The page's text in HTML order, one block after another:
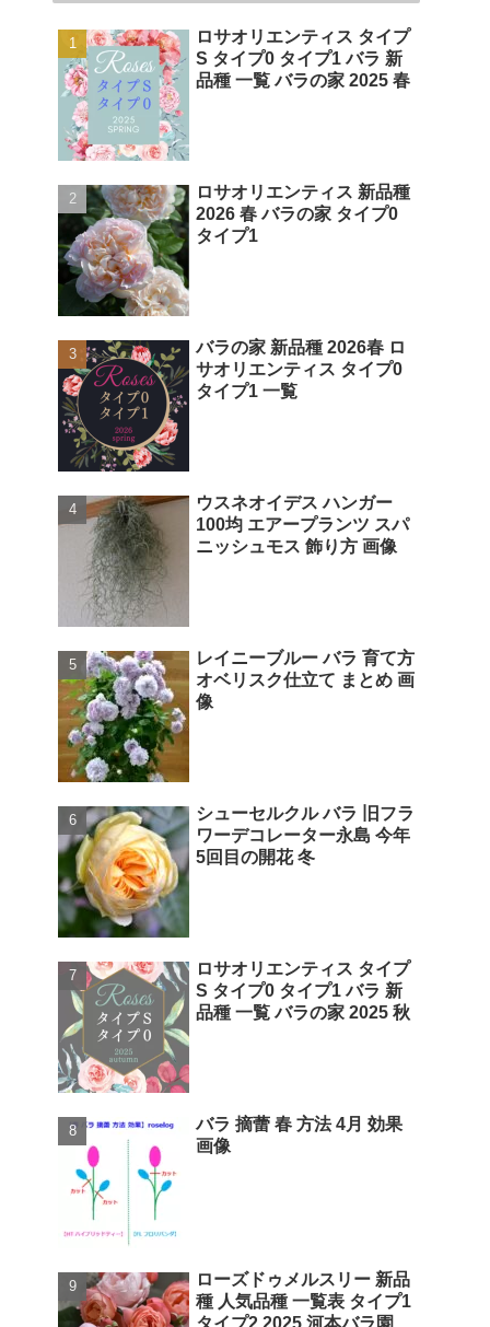
ロサオリエンティス タイプ
S タイプ0 タイプ1 バラ 新
品種 一覧 バラの家 2025 春
ロサオリエンティス 新品種
2026 春 バラの家 タイプ0
タイプ1
バラの家 新品種 2026春 ロ
サオリエンティス タイプ0
タイプ1 一覧
ウスネオイデス ハンガー
100均 エアープランツ スパ
ニッシュモス 飾り方 画像
レイニーブルー バラ 育て方
オベリスク仕立て まとめ 画
像
シューセルクル バラ 旧フラ
ワーデコレーター永島 今年
5回目の開花 冬
ロサオリエンティス タイプ
S タイプ0 タイプ1 バラ 新
品種 一覧 バラの家 2025 秋
バラ 摘蕾 春 方法 4月 効果
画像
ローズドゥメルスリー 新品
種 人気品種 一覧表 タイプ1